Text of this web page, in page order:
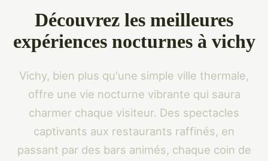
Découvrez les meilleures
expériences nocturnes à vichy
Vichy, bien plus qu'une simple ville thermale,
offre une vie nocturne vibrante qui saura
charmer chaque visiteur. Des spectacles
captivants aux restaurants raffinés, en
passant par des bars animés, chaque coin de